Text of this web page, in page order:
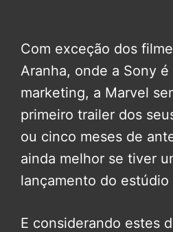
Com exceção dos
Aranha, onde a Sony
marketing, a Marvel
primeiro trailer dos
ou cinco meses de
ainda melhor se tiver
lançamento do estúdio
E considerando estes